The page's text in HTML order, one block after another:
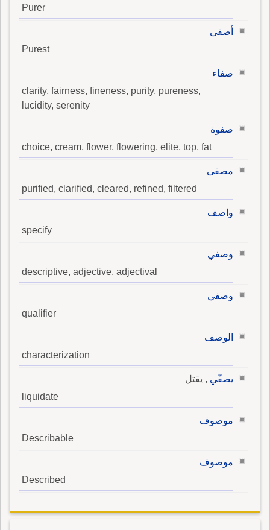
Purer
أصفى
Purest
صفاء
clarity, fairness, fineness, purity, pureness,
lucidity, serenity
صفوة
choice, cream, flower, flowering, elite, top, fat
مصفى
purified, clarified, cleared, refined, filtered
واصف
specify
وصفي
descriptive, adjective, adjectival
وصفي
qualifier
الوصف
characterization
يصفّي , يقتل
liquidate
موصوف
Describable
موصوف
Described